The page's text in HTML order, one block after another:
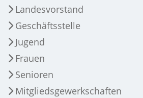
Landesvorstand
Geschäftsstelle
Jugend
Frauen
Senioren
Mitgliedsgewerkschaften